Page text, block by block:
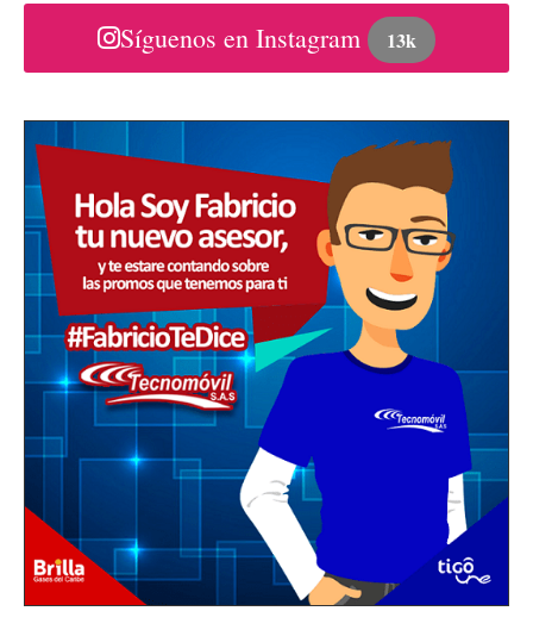
Síguenos en Instagram 13k